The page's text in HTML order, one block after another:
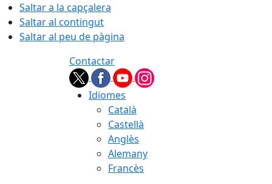
Saltar a la capçalera
Saltar al contingut
Saltar al peu de pàgina
Contactar
Idiomes
Català
Castellà
Anglès
Alemany
Francès